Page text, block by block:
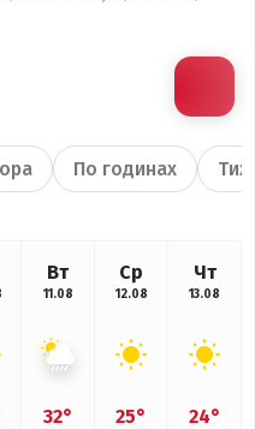
По годинах
Вт
11.08
32°
Ср
12.08
25°
Чт
13.08
24°